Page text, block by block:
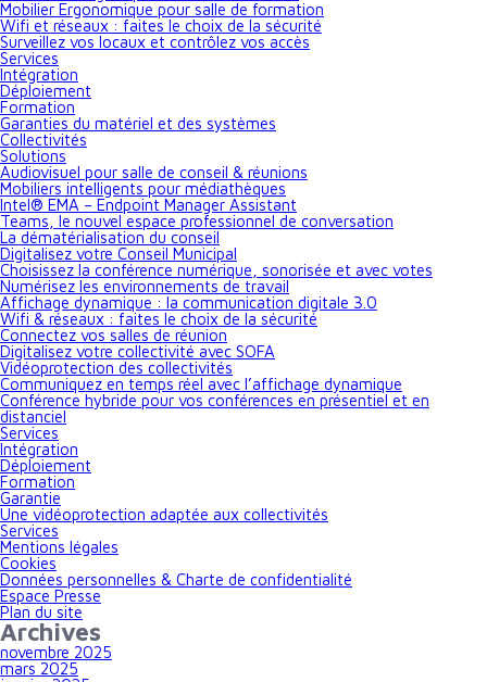
Mobilier Ergonomique pour salle de formation
Wifi et réseaux : faites le choix de la sécurité
Surveillez vos locaux et contrôlez vos accès
Services
Intégration
Déploiement
Formation
Garanties du matériel et des systèmes
Collectivités
Solutions
Audiovisuel pour salle de conseil & réunions
Mobiliers intelligents pour médiathèques
Intel® EMA – Endpoint Manager Assistant
Teams, le nouvel espace professionnel de conversation
La dématérialisation du conseil
Digitalisez votre Conseil Municipal
Choisissez la conférence numérique, sonorisée et avec votes
Numérisez les environnements de travail
Affichage dynamique : la communication digitale 3.0
Wifi & réseaux : faites le choix de la sécurité
Connectez vos salles de réunion
Digitalisez votre collectivité avec SOFA
Vidéoprotection des collectivités
Communiquez en temps réel avec l’affichage dynamique
Conférence hybride pour vos conférences en présentiel et en
distanciel
Services
Intégration
Déploiement
Formation
Garantie
Une vidéoprotection adaptée aux collectivités
Services
Mentions légales
Cookies
Données personnelles & Charte de confidentialité
Espace Presse
Plan du site
Archives
novembre 2025
mars 2025